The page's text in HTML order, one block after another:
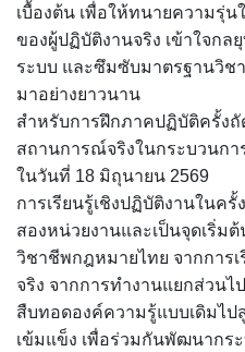
เบื้องต้น เพื่อให้ทนายความรุ่
ของผู้ปฏิบัติงานจริง เข้าใจกล
ระบบ และซึมซับมาตรฐานวิช
มาอย่างยาวนาน
สำหรับการฝึกภาคปฏิบัติครั้งถั
สถานการณ์จริงในกระบวนก
ในวันที่ 18 มิถุนายน 2569
การเรียนรู้เชิงปฏิบัติงานในค
สองหน่วยงานและเป็นจุดเริ่ม
วิชาชีพกฎหมายไทย จากการ
จริง จากการทำงานแยกส่วนไ
สืบทอดองค์ความรู้แบบเดิมไป
เข้มแข็ง เพื่อร่วมกันพัฒนากร